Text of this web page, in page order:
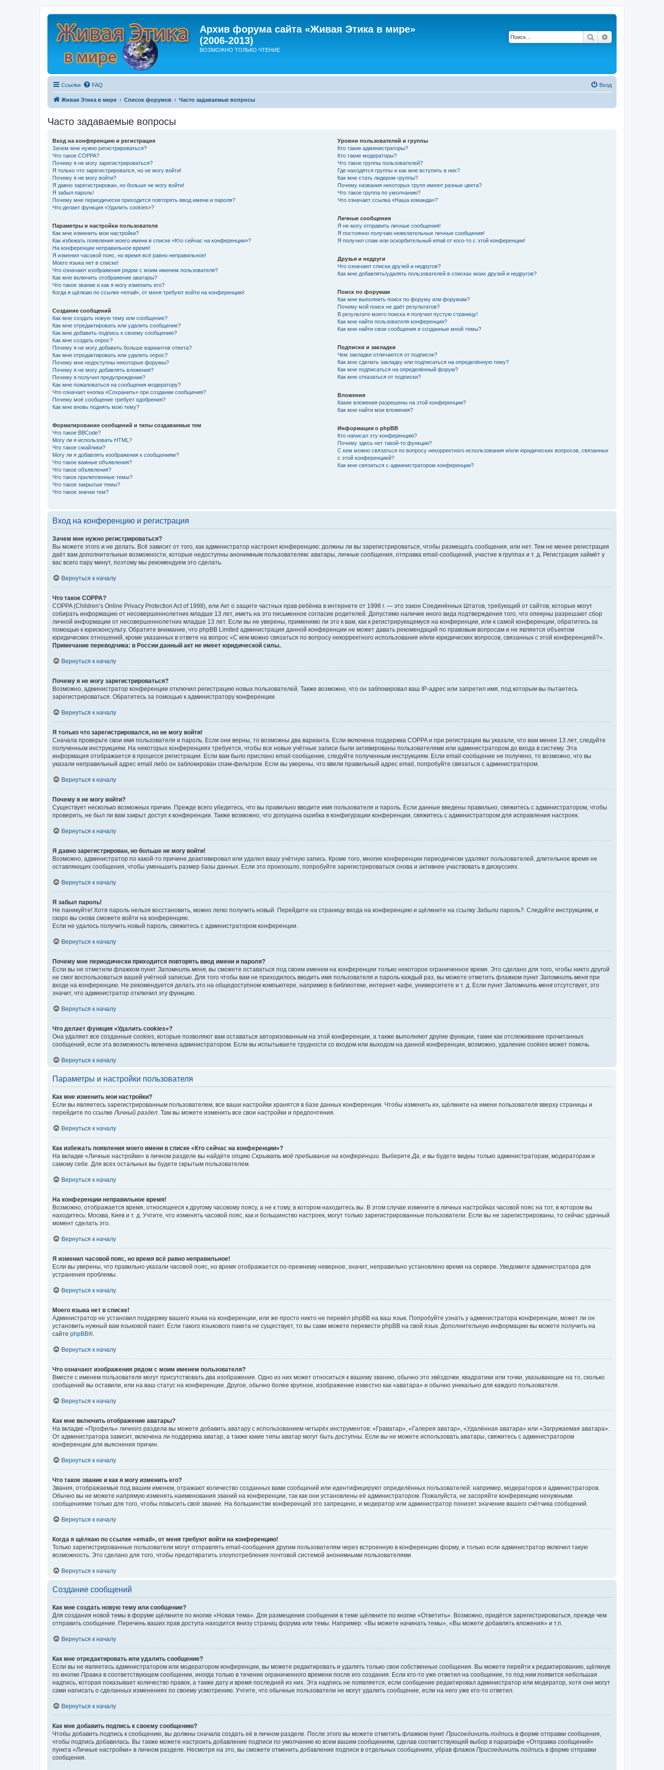
Архив форума сайта «Живая Этика в мире»
(2006-2013)
ВОЗМОЖНО ТОЛЬКО ЧТЕНИЕ
Поиск
Ссылки FAQ Вход
Живая Этика в мире Список форумов Часто задаваемые вопросы
Часто задаваемые вопросы
Вход на конференцию и регистрация
Зачем мне нужно регистрироваться?
Что такое COPPA?
Почему я не могу зарегистрироваться?
Я только что зарегистрировался, но не могу войти!
Почему я не могу войти?
Я давно зарегистрирован, но больше не могу войти!
Я забыл пароль!
Почему мне периодически приходится повторять ввод имени и пароля?
Что делает функция «Удалить cookies»?
Параметры и настройки пользователя
Как мне изменить мои настройки?
Как избежать появления моего имени в списке «Кто сейчас на конференции»?
На конференции неправильное время!
Я изменил часовой пояс, но время всё равно неправильное!
Моего языка нет в списке!
Что означают изображения рядом с моим именем пользователя?
Как мне включить отображение аватары?
Что такое звание и как я могу изменить его?
Когда я щёлкаю по ссылке «email», от меня требуют войти на конференцию!
Создание сообщений
Как мне создать новую тему или сообщение?
Как мне отредактировать или удалить сообщение?
Как мне добавить подпись к своему сообщению?
Как мне создать опрос?
Почему я не могу добавить больше вариантов ответа?
Как мне отредактировать или удалить опрос?
Почему мне недоступны некоторые форумы?
Почему я не могу добавлять вложения?
Почему я получил предупреждение?
Как мне пожаловаться на сообщения модератору?
Что означает кнопка «Сохранить» при создании сообщения?
Почему моё сообщение требует одобрения?
Как мне вновь поднять мою тему?
Форматирование сообщений и типы создаваемых тем
Что такое BBCode?
Могу ли я использовать HTML?
Что такое смайлики?
Могу ли я добавлять изображения к сообщениям?
Что такое важные объявления?
Что такое объявления?
Что такое прилепленные темы?
Что такое закрытые темы?
Что такое значки тем?
Уровни пользователей и группы
Кто такие администраторы?
Кто такие модераторы?
Что такое группы пользователей?
Где находятся группы и как мне вступить в них?
Как мне стать лидером группы?
Почему названия некоторых групп имеют разные цвета?
Что такое группа по умолчанию?
Что означает ссылка «Наша команда»?
Личные сообщения
Я не могу отправить личные сообщения!
Я постоянно получаю нежелательные личные сообщения!
Я получил спам или оскорбительный email от кого-то с этой конференции!
Друзья и недруги
Что означают списки друзей и недругов?
Как мне добавлять/удалять пользователей в списках моих друзей и недругов?
Поиск по форумам
Как мне выполнить поиск по форуму или форумам?
Почему мой поиск не даёт результатов?
В результате моего поиска я получил пустую страницу!
Как мне найти пользователя конференции?
Как мне найти свои сообщения и созданные мной темы?
Подписки и закладки
Чем закладки отличаются от подписок?
Как мне сделать закладку или подписаться на определённую тему?
Как мне подписаться на определённый форум?
Как мне отказаться от подписки?
Вложения
Какие вложения разрешены на этой конференции?
Как мне найти мои вложения?
Информация о phpBB
Кто написал эту конференцию?
Почему здесь нет такой-то функции?
С кем можно связаться по вопросу некорректного использования и/или юридических вопросов, связанных
с этой конференцией?
Как мне связаться с администратором конференции?
Вход на конференцию и регистрация
Зачем мне нужно регистрироваться?
Вы можете этого и не делать. Всё зависит от того, как администратор настроил конференцию: должны ли вы зарегистрироваться, чтобы размещать сообщения, или нет. Тем не менее регистрация
даёт вам дополнительные возможности, которые недоступны анонимным пользователям: аватары, личные сообщения, отправка email-сообщений, участие в группах и т. д. Регистрация займёт у
вас всего пару минут, поэтому мы рекомендуем это сделать.
Вернуться к началу
Что такое COPPA?
COPPA (Children’s Online Privacy Protection Act of 1998), или Акт о защите частных прав ребёнка в интернете от 1998 г. — это закон Соединённых Штатов, требующий от сайтов, которые могут
собирать информацию от несовершеннолетних младше 13 лет, иметь на это письменное согласие родителей. Допустимо наличие иного вида подтверждения того, что опекуны разрешают сбор
личной информации от несовершеннолетних младше 13 лет. Если вы не уверены, применимо ли это к вам, как к регистрирующемуся на конференции, или к самой конференции, обратитесь за
помощью к юрисконсульту. Обратите внимание, что phpBB Limited администрация данной конференции не может давать рекомендаций по правовым вопросам и не является объектом
юридических отношений, кроме указанных в ответе на вопрос «С кем можно связаться по вопросу некорректного использования и/или юридических вопросов, связанных с этой конференцией?».
Примечание переводчика: в России данный акт не имеет юридической силы..
Вернуться к началу
Почему я не могу зарегистрироваться?
Возможно, администратор конференции отключил регистрацию новых пользователей. Также возможно, что он заблокировал ваш IP-адрес или запретил имя, под которым вы пытаетесь
зарегистрироваться. Обратитесь за помощью к администратору конференции.
Вернуться к началу
Я только что зарегистрировался, но не могу войти!
Сначала проверьте свои имя пользователя и пароль. Если они верны, то возможны два варианта. Если включена поддержка COPPA и при регистрации вы указали, что вам менее 13 лет, следуйте
полученным инструкциям. На некоторых конференциях требуется, чтобы все новые учётные записи были активированы пользователями или администратором до входа в систему. Эта
информация отображается в процессе регистрации. Если вам было прислано email-сообщение, следуйте полученным инструкциям. Если email-сообщение не получено, то возможно, что вы
указали неправильный адрес email либо он заблокирован спам-фильтром. Если вы уверены, что ввели правильный адрес email, попробуйте связаться с администратором.
Вернуться к началу
Почему я не могу войти?
Существует несколько возможных причин. Прежде всего убедитесь, что вы правильно вводите имя пользователя и пароль. Если данные введены правильно, свяжитесь с администратором, чтобы
проверить, не был ли вам закрыт доступ к конференции. Также возможно, что допущена ошибка в конфигурации конференции, свяжитесь с администратором для исправления настроек.
Вернуться к началу
Я давно зарегистрирован, но больше не могу войти!
Возможно, администратор по какой-то причине деактивировал или удалил вашу учётную запись. Кроме того, многие конференции периодически удаляют пользователей, длительное время не
оставляющих сообщения, чтобы уменьшить размер базы данных. Если это произошло, попробуйте зарегистрироваться снова и активнее участвовать в дискуссиях.
Вернуться к началу
Я забыл пароль!
Не паникуйте! Хотя пароль нельзя восстановить, можно легко получить новый. Перейдите на страницу входа на конференцию и щёлкните на ссылку Забыли пароль?. Следуйте инструкциям, и
скоро вы снова сможете войти на конференцию.
Если не удалось получить новый пароль, свяжитесь с администратором конференции.
Вернуться к началу
Почему мне периодически приходится повторять ввод имени и пароля?
Если вы не отметили флажком пункт Запомнить меня, вы сможете оставаться под своим именем на конференции только некоторое ограниченное время. Это сделано для того, чтобы никто другой
не смог воспользоваться вашей учётной записью. Для того чтобы вам не приходилось вводить имя пользователя и пароль каждый раз, вы можете отметить флажком пункт Запомнить меня при
входе на конференцию. Не рекомендуется делать это на общедоступном компьютере, например в библиотеке, интернет-кафе, университете и т. д. Если пункт Запомнить меня отсутствует, это
значит, что администратор отключил эту функцию.
Вернуться к началу
Что делает функция «Удалить cookies»?
Она удаляет все созданные cookies, которые позволяют вам оставаться авторизованным на этой конференции, а также выполняют другие функции, такие как отслеживание прочитанных
сообщений, если эта возможность включена администратором. Если вы испытываете трудности со входом или выходом на данной конференции, возможно, удаление cookies может помочь.
Вернуться к началу
Параметры и настройки пользователя
Как мне изменить мои настройки?
Если вы являетесь зарегистрированным пользователем, все ваши настройки хранятся в базе данных конференции. Чтобы изменить их, щёлкните на имени пользователя вверху страницы и
перейдите по ссылкеЛичный раздел. Там вы можете изменить все свои настройки и предпочтения.
Вернуться к началу
Как избежать появления моего имени в списке «Кто сейчас на конференции»?
На вкладке «Личные настройки» в личном разделе вы найдёте опцию Скрывать моё пребывание на конференции. ВыберитеДа, и вы будете видны только администраторам, модераторам и
самому себе. Для всех остальных вы будете скрытым пользователем.
Вернуться к началу
На конференции неправильное время!
Возможно, отображается время, относящееся к другому часовому поясу, а не к тому, в котором находитесь вы. В этом случае измените в личных настройках часовой пояс на тот, в котором вы
находитесь: Москва, Киев и т. д. Учтите, что изменять часовой пояс, как и большинство настроек, могут только зарегистрированные пользователи. Если вы не зарегистрированы, то сейчас удачный
момент сделать это.
Вернуться к началу
Я изменил часовой пояс, но время всё равно неправильное!
Если вы уверены, что правильно указали часовой пояс, но время отображается по-прежнему неверное, значит, неправильно установлено время на сервере. Уведомите администратора для
устранения проблемы.
Вернуться к началу
Моего языка нет в списке!
Администратор не установил поддержку вашего языка на конференции, или же просто никто не перевёл phpBB на ваш язык. Попробуйте узнать у администратора конференции, может ли он
установить нужный вам языковой пакет. Если такого языкового пакета не существует, то вы сами можете перевести phpBB на свой язык. Дополнительную информацию вы можете получить на
сайте phpBB®.
Вернуться к началу
Что означают изображения рядом с моим именем пользователя?
Вместе с именем пользователя могут присутствовать два изображения. Одно из них может относиться к вашему званию, обычно это звёздочки, квадратики или точки, указывающие на то, сколько
сообщений вы оставили, или на ваш статус на конференции. Другое, обычно более крупное, изображение известно как «аватара» и обычно уникально для каждого пользователя.
Вернуться к началу
Как мне включить отображение аватары?
На вкладке «Профиль» личного раздела вы можете добавить аватару с использованием четырёх инструментов: «Граватар», «Галерея аватар», «Удалённая аватара» или «Загружаемая аватара».
От администратора зависит, включена ли поддержка аватар, а также какие типы аватар могут быть доступны. Если вы не можете использовать аватары, свяжитесь с администратором
конференции для выяснения причин.
Вернуться к началу
Что такое звание и как я могу изменить его?
Звания, отображаемые под вашим именем, отражают количество созданных вами сообщений или идентифицируют определённых пользователей: например, модераторов и администраторов.
Обычно вы не можете напрямую изменять наименования званий на конференции, так как они установлены её администратором. Пожалуйста, не засоряйте конференцию ненужными
сообщениями только для того, чтобы повысить своё звание. На большинстве конференций это запрещено, и модератор или администратор понизят значение вашего счётчика сообщений.
Вернуться к началу
Когда я щёлкаю по ссылке «email», от меня требуют войти на конференцию!
Только зарегистрированные пользователи могут отправлять email-сообщения другим пользователям через встроенную в конференцию форму, и только если администратор включил такую
возможность. Это сделано для того, чтобы предотвратить злоупотребления почтовой системой анонимными пользователями.
Вернуться к началу
Создание сообщений
Как мне создать новую тему или сообщение?
Для создания новой темы в форуме щёлкните по кнопке «Новая тема». Для размещения сообщения в теме щёлкните по кнопке «Ответить». Возможно, придётся зарегистрироваться, прежде чем
отправить сообщение. Перечень ваших прав доступа находится внизу страниц форума или темы. Например: «Вы можете начинать темы», «Вы можете добавлять вложения» и т.п.
Вернуться к началу
Как мне отредактировать или удалить сообщение?
Если вы не являетесь администратором или модератором конференции, вы можете редактировать и удалять только свои собственные сообщения. Вы можете перейти к редактированию, щёлкнув
по кнопке Правка в соответствующем сообщении, иногда только в течение ограниченного времени после его создания. Если кто-то уже ответил на сообщение, то под ним появится небольшая
надпись, которая показывает количество правок, а также дату и время последней из них. Эта надпись не появляется, если сообщение редактировал администратор или модератор, хотя они могут
сами написать о сделанных изменениях по своему усмотрению. Учтите, что обычные пользователи не могут удалить сообщение, если на него уже кто-то ответил.
Вернуться к началу
Как мне добавить подпись к своему сообщению?
Чтобы добавить подпись к сообщению, вы должны сначала создать её в личном разделе. После этого вы можете отметить флажком пункт Присоединить подпись в форме отправки сообщения,
чтобы подпись добавилась. Вы также можете настроить добавление подписи по умолчанию ко всем вашим сообщениям, сделав соответствующий выбор в параграфе «Отправка сообщений»
пункта «Личные настройки» в личном разделе. Несмотря на это, вы сможете отменить добавление подписи в отдельных сообщениях, убрав флажок Присоединить подпись в форме отправки
сообщения.